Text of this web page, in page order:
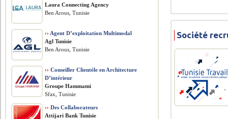
Société
Laura Connecting Agency
Ben Arous, Tunisie
›› Agent D’exploitation Multimodal
Agl Tunisie
Ben Arous, Tunisie
›› Conseiller Clientèle en Architecture
D’intérieur
Groupe Hammami
Sfax, Tunisie
›› Des Collaborateurs
Attijari Bank Tunisie